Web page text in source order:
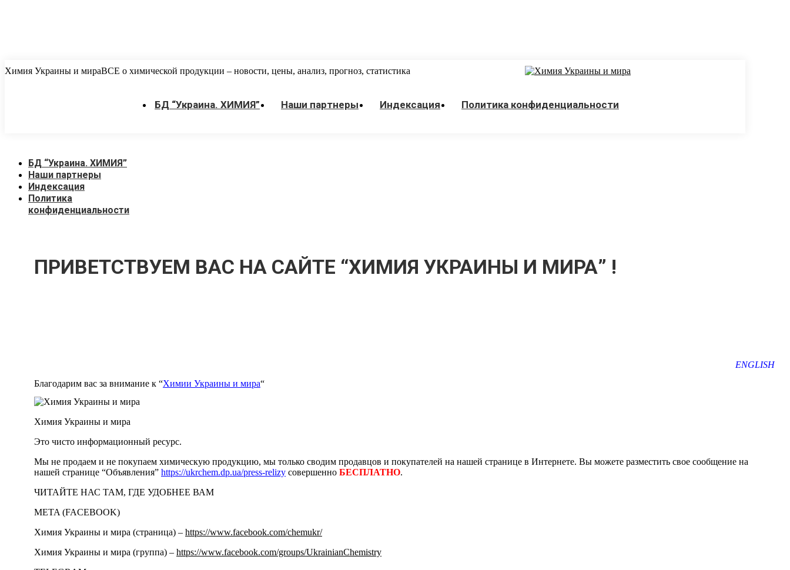
к
Химия Украины и мираВСЕ о химической продукции – новости, цены, анализ, прогноз, статистика
БД “Украина. ХИМИЯ” Наши партнеры Индексация Политика конфиденциальности
БД “Украина. ХИМИЯ”
Наши партнеры
Индексация
Политика
конфиденциальности
ПРИВЕТСТВУЕМ ВАС НА САЙТЕ “ХИМИЯ УКРАИНЫ И МИРА” !
ENGLISH
Благодарим вас за внимание к “Химии Украины и мира“
Химия Украины и мира
Это чисто информационный ресурс.
Мы не продаем и не покупаем химическую продукцию, мы только сводим продавцов и покупателей на нашей странице в Интернете. Вы можете разместить свое сообщение на
нашей странице “Объявления” https://ukrchem.dp.ua/press-relizy совершенно БЕСПЛАТНО.
ЧИТАЙТЕ НАС ТАМ, ГДЕ УДОБНЕЕ ВАМ
META (FACEBOOK)
Химия Украины и мира (страница) – https://www.facebook.com/chemukr/
Химия Украины и мира (группа) – https://www.facebook.com/groups/UkrainianChemistry